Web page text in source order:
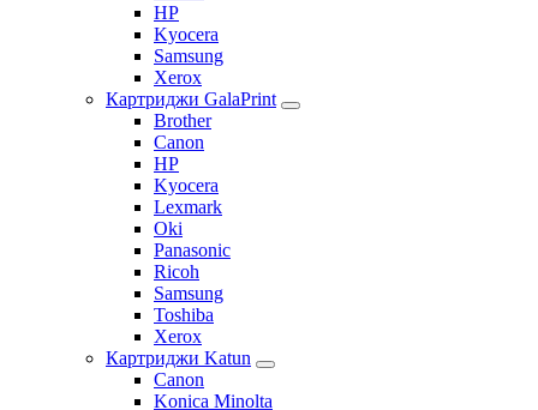
HP
Kyocera
Samsung
Xerox
Картриджи GalaPrint
Brother
Canon
HP
Kyocera
Lexmark
Oki
Panasonic
Ricoh
Samsung
Toshiba
Xerox
Картриджи Katun
Canon
Konica Minolta